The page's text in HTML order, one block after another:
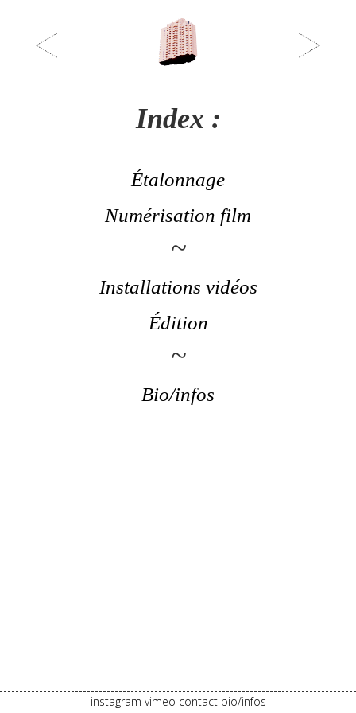
Index :
Étalonnage
Numérisation film
~
Installations vidéos
Édition
~
Bio/infos
instagram vimeo contact bio/infos